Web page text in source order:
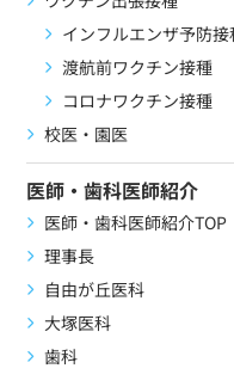
インフルエンザ予防接
渡航前ワクチン接種
コロナワクチン接種
校医・園医
医師・歯科医師紹介
医師・歯科医師紹介TOP
理事長
自由が丘医科
大塚医科
歯科